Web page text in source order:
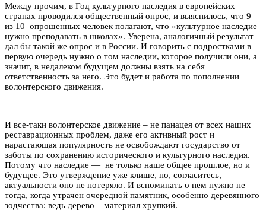
Между прочим, в Год культурного наследия в европейских
странах проводился общественный опрос, и выяснилось, что 9
из 10 опрошенных человек полагают, что «культурное наследие
нужно преподавать в школах». Уверена, аналогичный результат
дал бы такой же опрос и в России. И говорить с подростками в
первую очередь нужно о том наследии, которое получили они, а
значит, в недалеком будущем должны взять на себя
ответственность за него. Это будет и работа по пополнении
волонтерского движения.
И все-таки волонтерское движение – не панацея от всех наших
реставрационных проблем, даже его активный рост и
нарастающая популярность не освобождают государство от
заботы по сохранению исторического и культурного наследия.
Потому что наследие — не только наше общее прошлое, но и
будущее. Это утверждение уже клише, но, согласитесь,
актуальности оно не потеряло. И вспоминать о нем нужно не
тогда, когда утрачен очередной памятник, особенно деревянного
зодчества: ведь дерево – материал хрупкий.